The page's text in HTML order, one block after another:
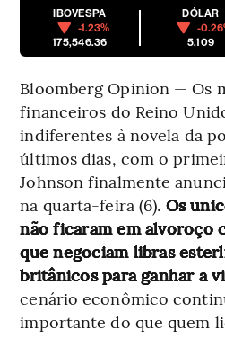
IBOVESPA
-1.23%
175,546.36
DÓLAR
-
5.109
Bloomberg Opinion — Os
financeiros do Reino
indiferentes à novela da
últimos dias, com o
Johnson finalmente
na quarta-feira (6). Os
não ficaram em alvoroço
que negociam libras
britânicos para ganhar a
cenário econômico
importante do que quem